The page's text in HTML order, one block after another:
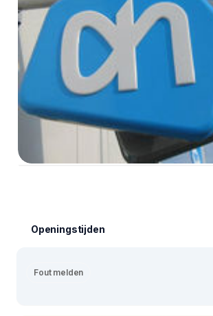
Openingstijden
Fout melden